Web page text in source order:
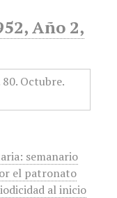
Año 2,
semanario
el patronato
al inicio